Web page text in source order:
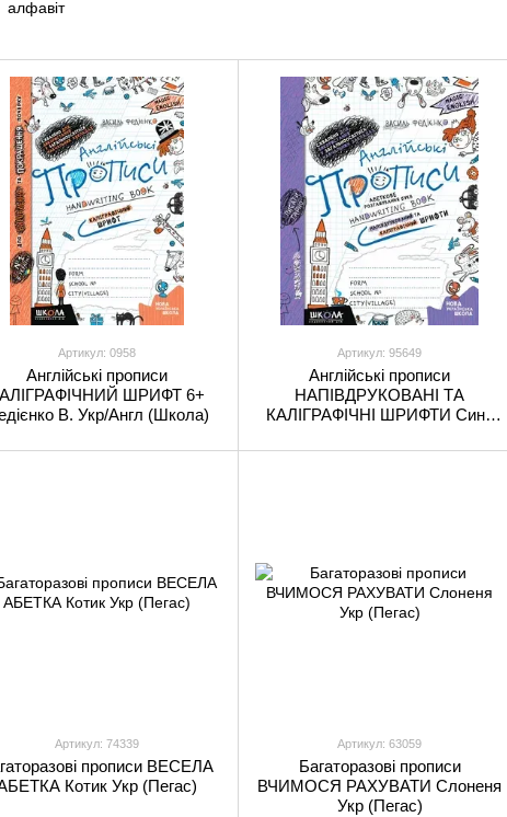
алфавіт
Артикул: 0958
Англійські прописи
ШРИФТ 6+
В. Укр/Англ (Школа)
Артикул: 95649
Англійські прописи
НАПІВДРУКОВАНІ ТА
КАЛІГРАФІЧНІ ШРИФТИ Синя
(Школа)
Артикул: 74339
прописи ВЕСЕЛА
Котик Укр (Пегас)
Артикул: 63059
Багаторазові прописи
ВЧИМОСЯ РАХУВАТИ Слоненя
Укр (Пегас)